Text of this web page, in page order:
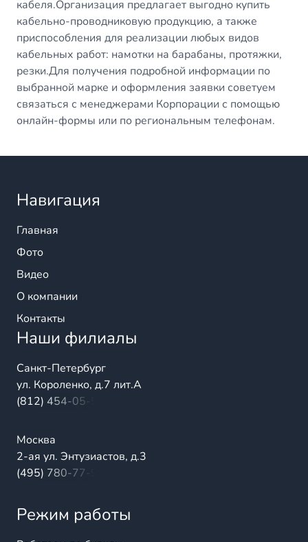
кабеля.Организация предлагает выгодно купить
кабельно-проводниковую продукцию, а также
приспособления для реализации любых видов
кабельных работ: намотки на барабаны, протяжки,
резки.Для получения подробной информации по
выбранной марке и оформления заявки советуем
связаться с менеджерами Корпорации с помощью
онлайн-формы или по региональным телефонам.
Навигация
Главная
Фото
Видео
О компании
Контакты
Наши филиалы
Санкт-Петербург
ул. Короленко, д.7 лит.А
(812) 454-05-54
Москва
2-ая ул. Энтузиастов, д.3
(495) 780-77-98
Режим работы